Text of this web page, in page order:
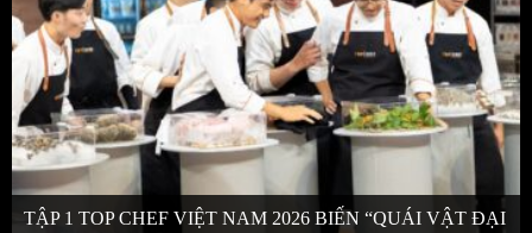
TẬP 1 TOP CHEF VIỆT NAM 2026 BIẾN “QUÁI VẬT ĐẠI